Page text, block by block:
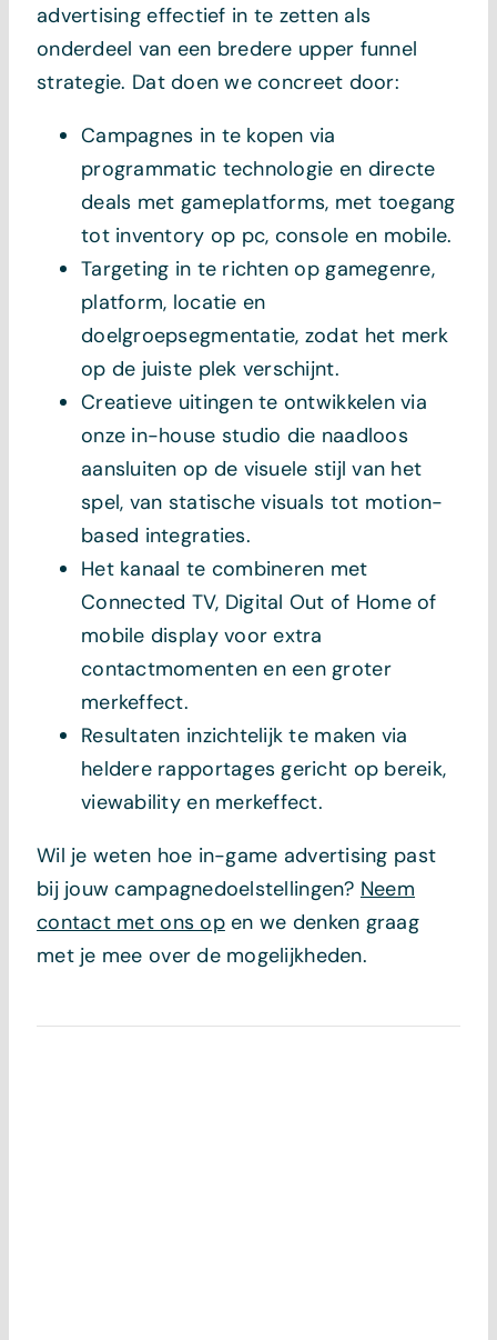
advertising effectief in te zetten als
onderdeel van een bredere upper funnel
strategie. Dat doen we concreet door:
Campagnes in te kopen via
programmatic technologie en directe
deals met gameplatforms, met toegang
tot inventory op pc, console en mobile.
Targeting in te richten op gamegenre,
platform, locatie en
doelgroepsegmentatie, zodat het merk
op de juiste plek verschijnt.
Creatieve uitingen te ontwikkelen via
onze in-house studio die naadloos
aansluiten op de visuele stijl van het
spel, van statische visuals tot motion-
based integraties.
Het kanaal te combineren met
Connected TV, Digital Out of Home of
mobile display voor extra
contactmomenten en een groter
merkeffect.
Resultaten inzichtelijk te maken via
heldere rapportages gericht op bereik,
viewability en merkeffect.
Wil je weten hoe in-game advertising past
bij jouw campagnedoelstellingen? Neem
contact met ons open we denken graag
met je mee over de mogelijkheden.